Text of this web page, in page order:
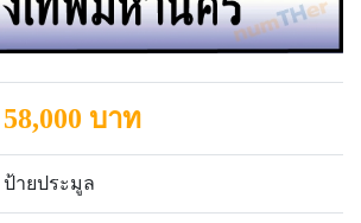
58,000 บาท
ป้ายประมูล